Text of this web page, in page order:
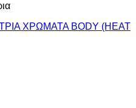
ΧΡΩΜΑΤΑ BODY (HEAT